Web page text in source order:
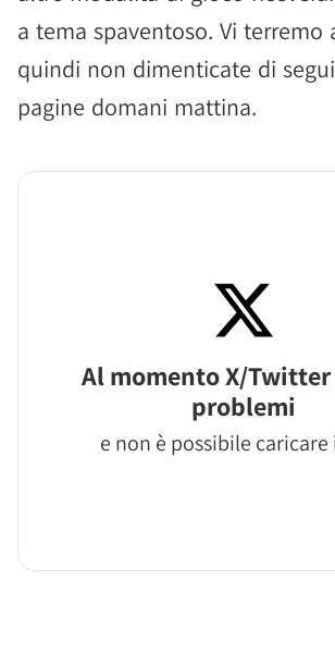
a tema spaventoso. Vi terremo
quindi non dimenticate di
pagine domani mattina.
Al momento X/
problemi
e non è possibile